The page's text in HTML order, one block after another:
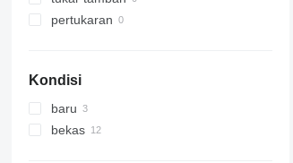
pertukaran
Kondisi
baru
bekas